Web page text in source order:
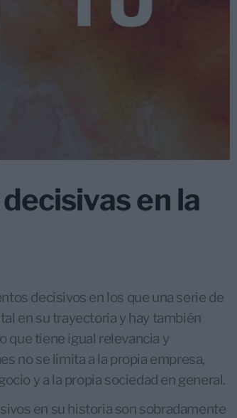
en la
decisivos en los que una serie de
en su trayectoria y hay también
que tiene igual relevancia y
no se limita a la propia empresa,
y a la propia sociedad en general.
en su historia son sobradamente